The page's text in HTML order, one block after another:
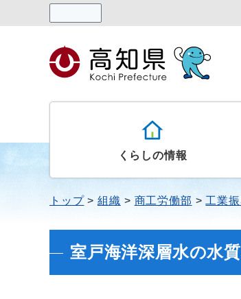
くらしの情報
トップ 組織 商工労働部 工業
室戸海洋深層水の水